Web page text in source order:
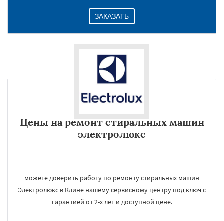
ЗАКАЗАТЬ
Цены на ремонт стиральных машин
электролюкс
можете доверить работу по ремонту стиральных машин
Электролюкс в Клине нашему сервисному центру под ключ с
гарантией от 2-х лет и доступной цене.